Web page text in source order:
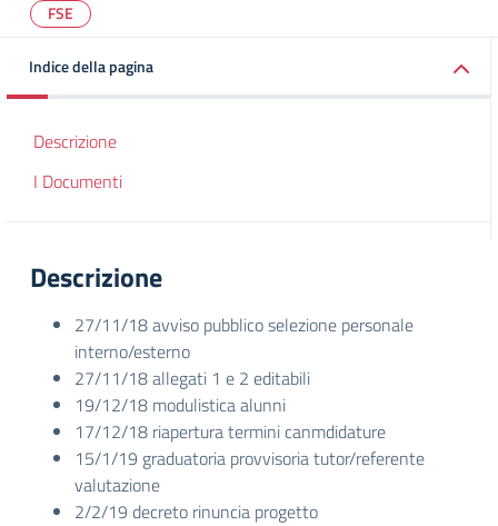
FSE
Indice della pagina
Descrizione
I Documenti
Descrizione
27/11/18 avviso pubblico selezione personale
interno/esterno
27/11/18 allegati 1 e 2 editabili
19/12/18 modulistica alunni
17/12/18 riapertura termini canmdidature
15/1/19 graduatoria provvisoria tutor/referente
valutazione
2/2/19 decreto rinuncia progetto